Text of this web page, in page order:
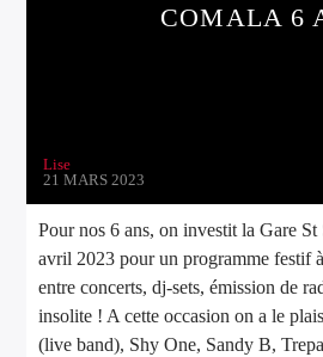
COMALA 6
Lise
21 MARS 2023
Pour nos 6 ans, on investit la Gare
avril 2023 pour un programme festif
entre concerts, dj-sets, émission de
insolite ! A cette occasion on a le
(live band), Shy One, Sandy B,